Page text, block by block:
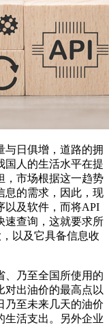
日俱增，道路的拥
国人的生活水平在提
，市场根据这一趋势
息的需求，因此，现
以及软件，而将API
速查询，这就要求所
以及它具备信息收
乃至全国所使用的
对出油价的最高点以
乃至未来几天的油价
生活支出。另外企业